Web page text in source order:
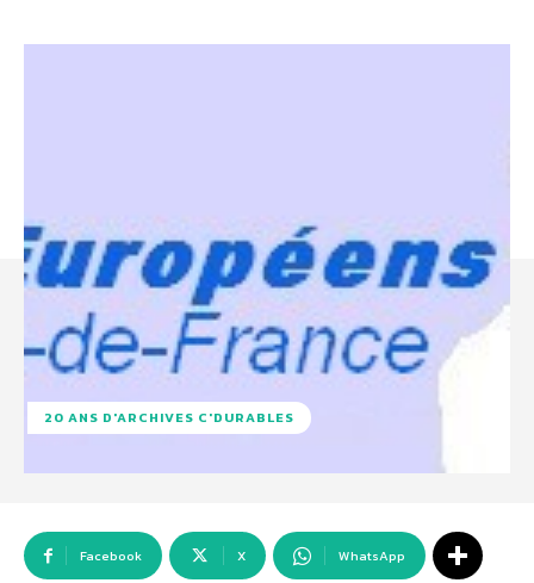
20 ANS D'ARCHIVES C'DURABLES
Facebook X WhatsApp